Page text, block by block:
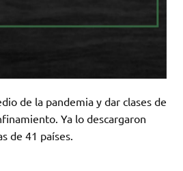
de la pandemia y dar clases de
Ya lo descargaron
de 41 países.